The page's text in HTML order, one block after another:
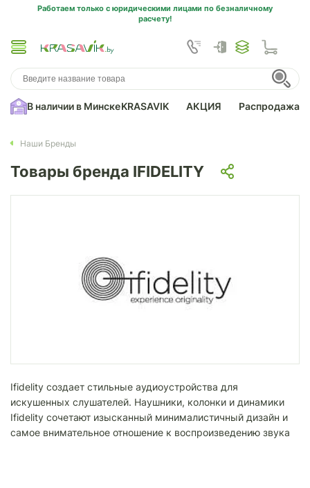
Работаем только с юридическими лицами по безналичному
расчету!
В наличии в МинскеKRASAVIK АКЦИЯ Распродажа
Наши Бренды
Товары бренда IFIDELITY
Ifidelity создает стильные аудиоустройства для
искушенных слушателей. Наушники, колонки и динамики
Ifidelity сочетают изысканный минималистичный дизайн и
самое внимательное отношение к воспроизведению звука